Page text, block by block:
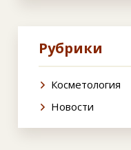
Рубрики
Косметология
Новости